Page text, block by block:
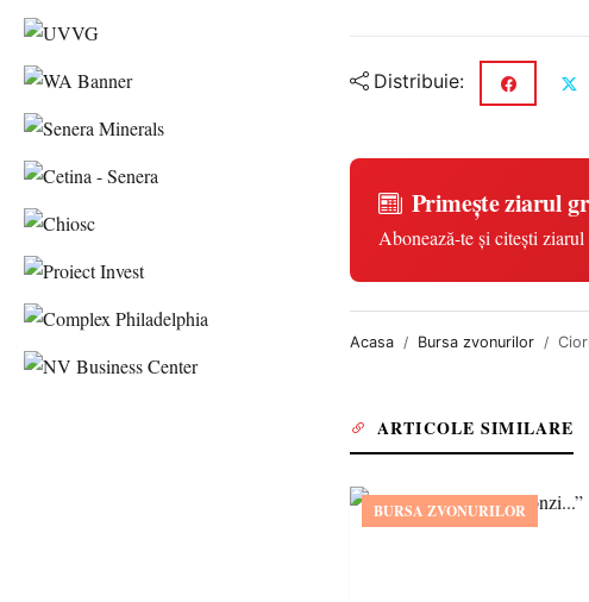
Distribuie:
Primește ziarul
Abonează-te și citești
Acasa Bursa zvonurilor
ARTICOLE SIMILARE
BURSA ZVONURILOR